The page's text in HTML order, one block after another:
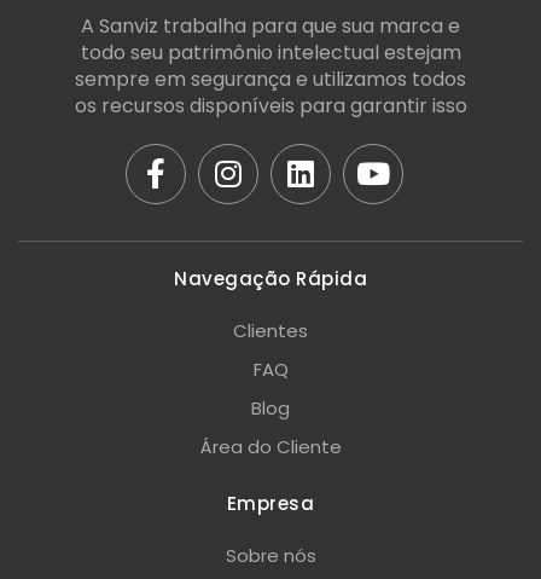
A Sanviz trabalha para que sua marca e
todo seu patrimônio intelectual estejam
sempre em segurança e utilizamos todos
os recursos disponíveis para garantir isso
Navegação Rápida
Clientes
FAQ
Blog
Área do Cliente
Empresa
Sobre nós